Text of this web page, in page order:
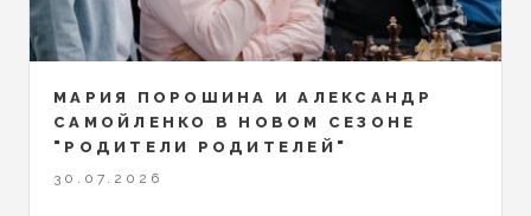
МАРИЯ ПОРОШИНА И АЛЕКСАНДР
САМОЙЛЕНКО В НОВОМ СЕЗОНЕ
"РОДИТЕЛИ РОДИТЕЛЕЙ"
30.07.2026